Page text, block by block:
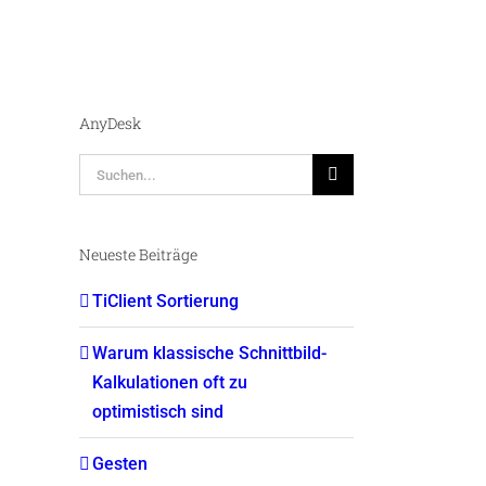
AnyDesk
Suche
nach:
Neueste Beiträge
TiClient Sortierung
Warum klassische Schnittbild-
Kalkulationen oft zu
optimistisch sind
Gesten